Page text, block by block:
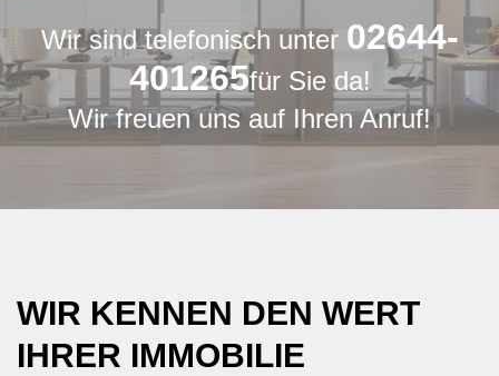
Wir sind telefonisch unter 02644-
401265für Sie da!
Wir freuen uns auf Ihren Anruf!
WIR KENNEN DEN WERT
IHRER IMMOBILIE